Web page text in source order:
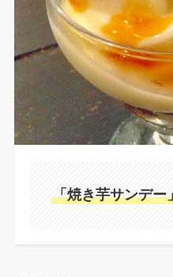
「焼き芋サンデー